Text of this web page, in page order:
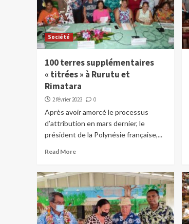
Société
100 terres supplémentaires
« titrées » à Rurutu et
Rimatara
2 février 2023 0
Après avoir amorcé le processus
d’attribution en mars dernier, le
président de la Polynésie française,...
Read More